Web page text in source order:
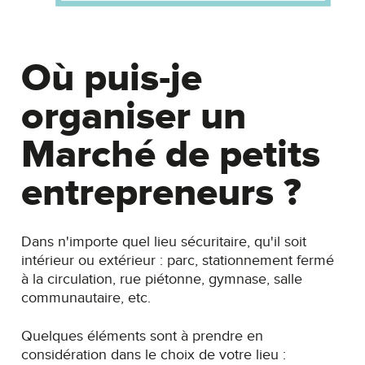
Où puis-je
organiser un
Marché de petits
entrepreneurs ?
Dans n'importe quel lieu sécuritaire, qu'il soit
intérieur ou extérieur : parc, stationnement fermé
à la circulation, rue piétonne, gymnase, salle
communautaire, etc.
Quelques éléments sont à prendre en
considération dans le choix de votre lieu :